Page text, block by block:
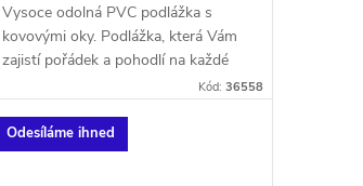
Vysoce odolná PVC podlážka s
kovovými oky. Podlážka, která Vám
zajistí pořádek a pohodlí na každé
Kompatibilní s T1200 Bank Life
Gazebo a pro centrální prostor
Kód: 36558
Odesíláme ihned